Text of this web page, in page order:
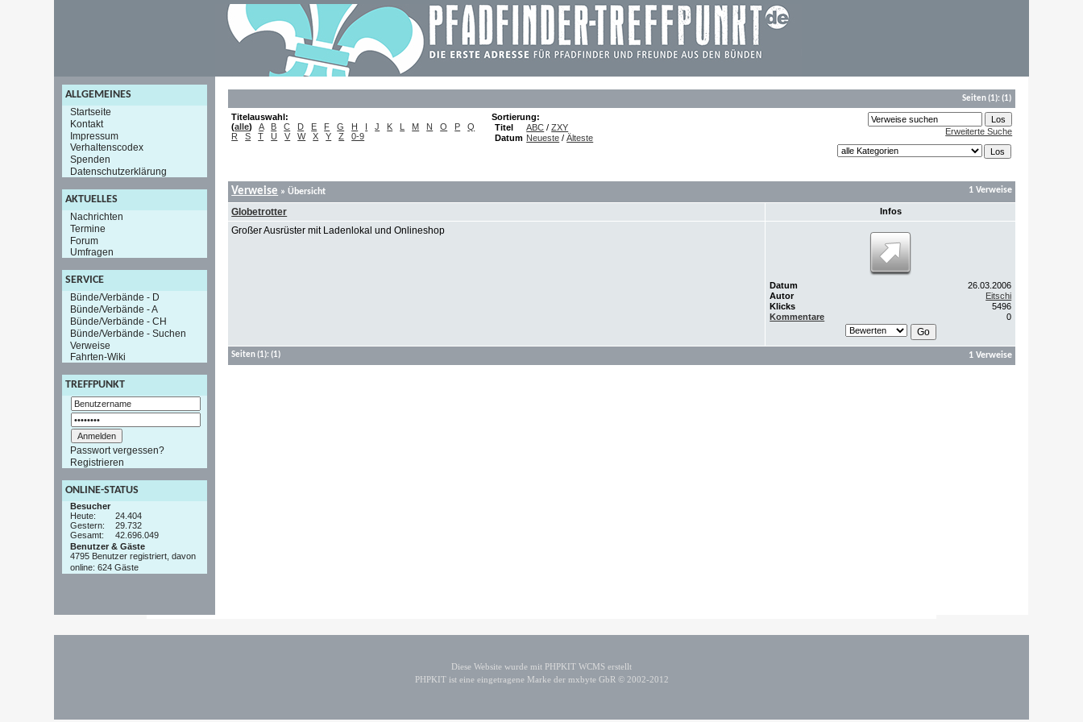
ALLGEMEINES
Startseite
Kontakt
Impressum
Verhaltenscodex
Spenden
Datenschutzerklärung
AKTUELLES
Nachrichten
Termine
Forum
Umfragen
SERVICE
Bünde/Verbände - D
Bünde/Verbände - A
Bünde/Verbände - CH
Bünde/Verbände - Suchen
Verweise
Fahrten-Wiki
TREFFPUNKT
Passwort vergessen?
Registrieren
ONLINE-STATUS
Besucher
Heute:
24.404
Gestern:
29.732
Gesamt:
42.696.049
Benutzer & Gäste
4795 Benutzer registriert, davon
online: 624 Gäste
Seiten(1):(1)
Titelauswahl:
(alle) A B C D E F G H I J K L M N O P
Q
R
S T U V W X Y Z 0-9
Sortierung:
Titel
ABC /ZXY
Datum Neueste /Älteste
Erweiterte Suche
Verweise » Übersicht 1 Verweise
Globetrotter Infos
Großer Ausrüster mit Ladenlokal und Onlineshop
Datum
26.03.2006
Autor
Eitschi
Klicks
5496
Kommentare
0
Seiten(1):(1) 1 Verweise
Diese Website wurde mit PHPKIT WCMS erstellt
PHPKIT ist eine eingetragene Marke der mxbyte GbR © 2002-2012